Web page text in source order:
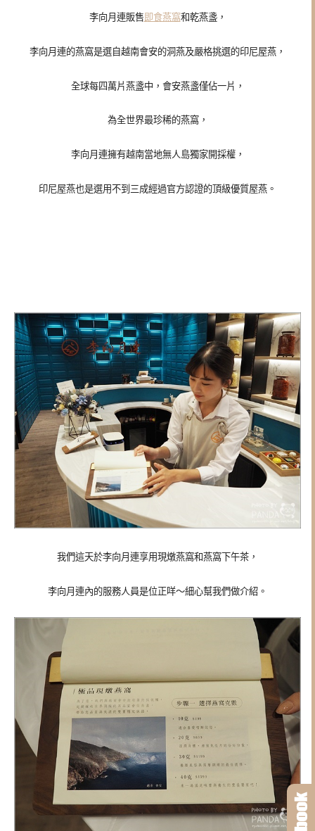
李向月連販售 即食燕窩和乾燕盞，
李向月連的燕窩是選自越南會安的洞燕及嚴格挑選的印尼屋燕，
全球每四萬片燕盞中，會安燕盞僅佔一片，
為全世界最珍稀的燕窩，
李向月連擁有越南當地無人島獨家開採權，
印尼屋燕也是選用不到三成經過官方認證的頂級優質屋燕。
我們這天於李向月連享用現燉燕窩和燕窩下午茶，
李向月連內的服務人員是位正咩～細心幫我們做介紹。